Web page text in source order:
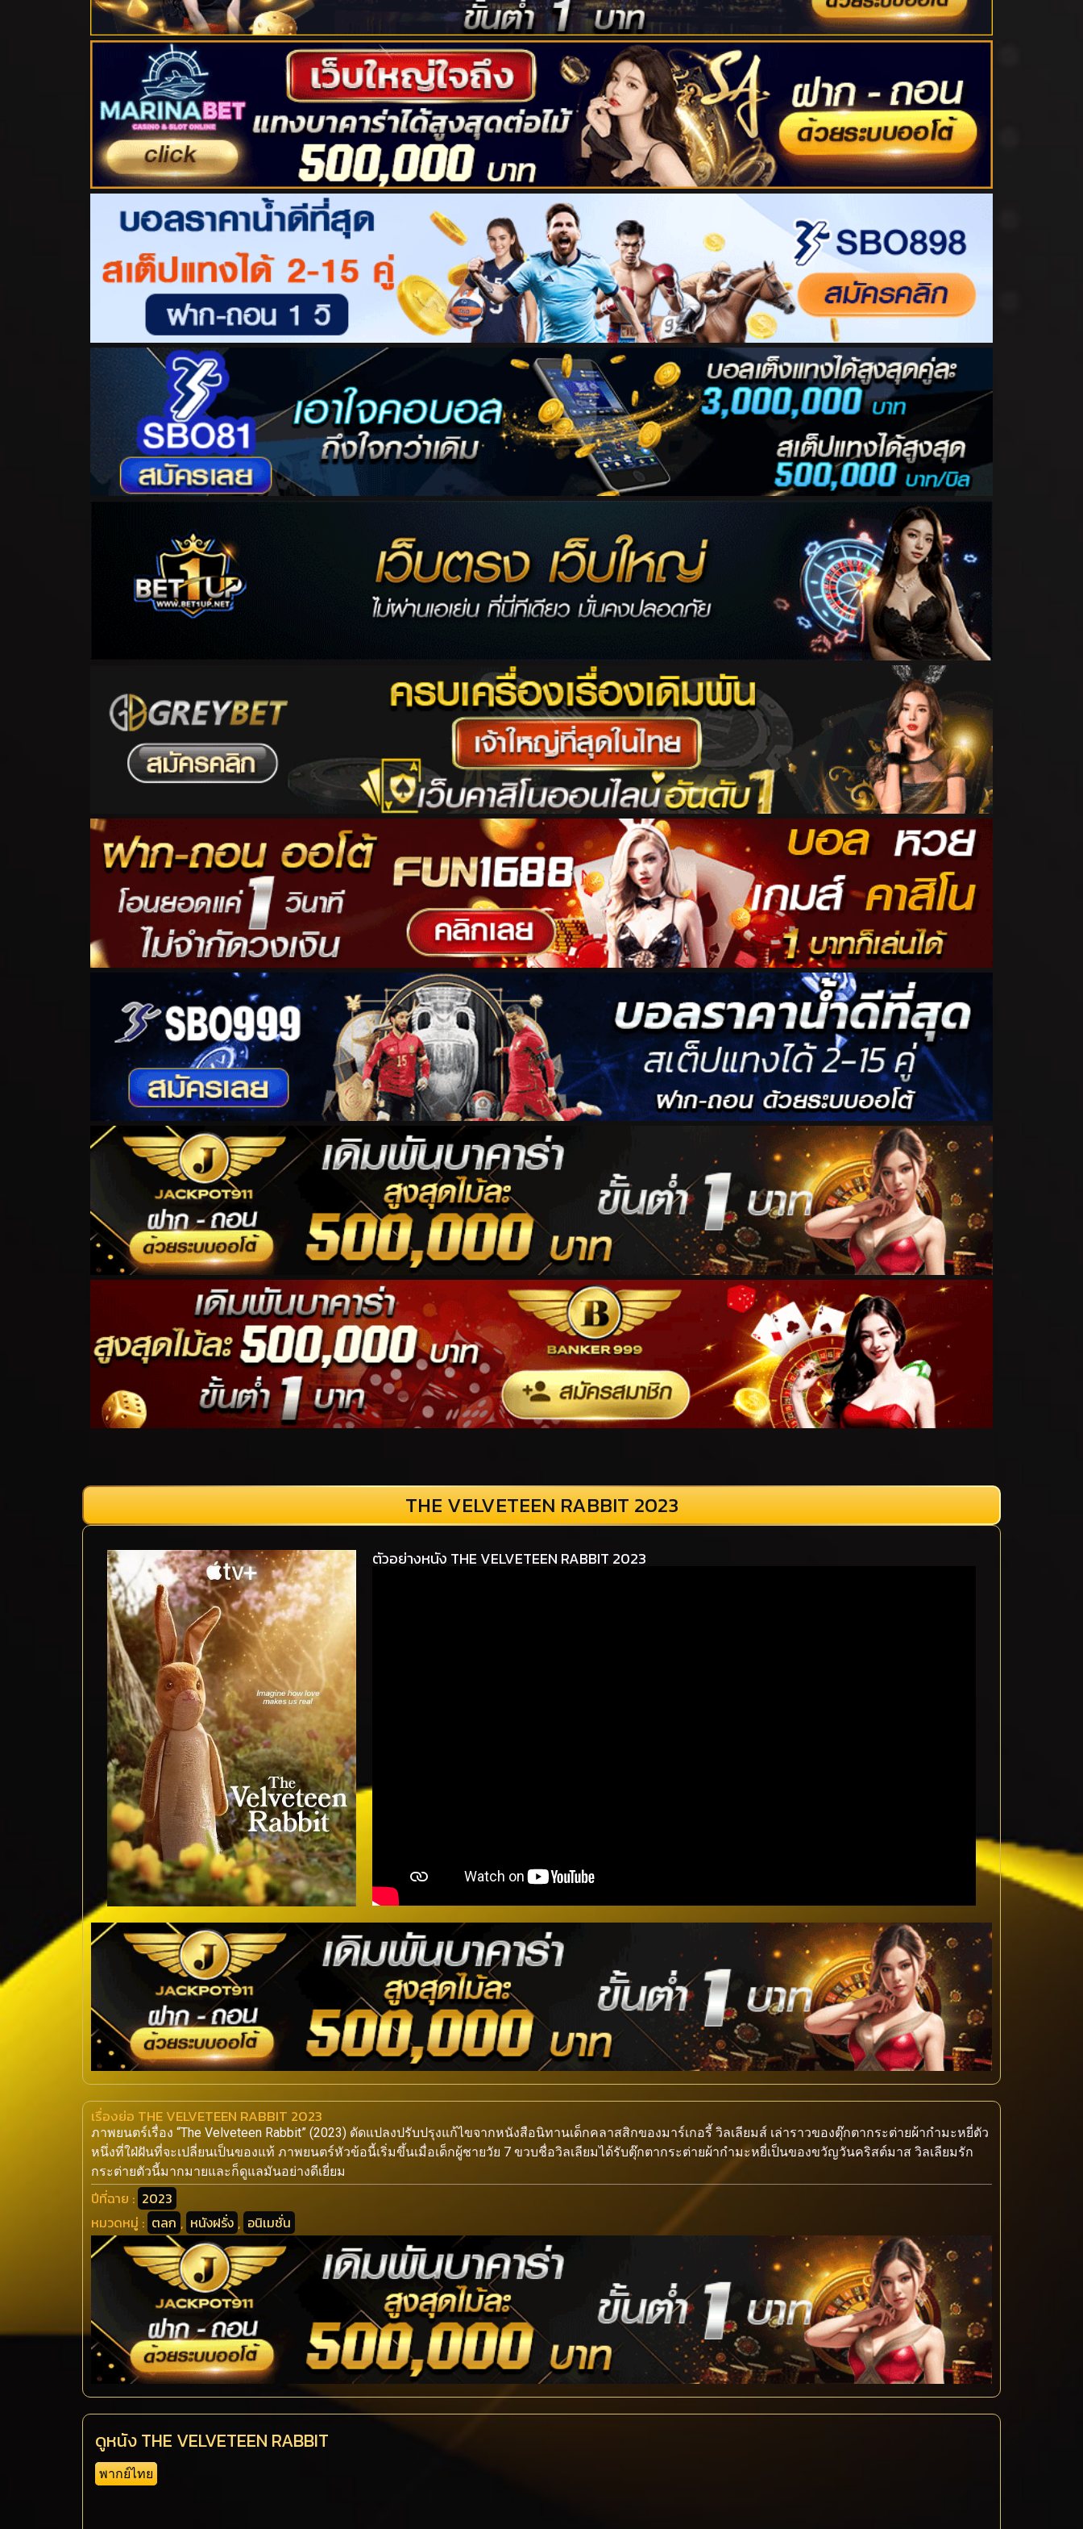
THE VELVETEEN RABBIT 2023
ตัวอย่างหนัง THE VELVETEEN RABBIT 2023
เรื่องย่อ THE VELVETEEN RABBIT 2023
ภาพยนตร์เรื่อง “The Velveteen Rabbit” (2023) ดัดแปลงปรับปรุงแก้ไขจากหนังสือนิทานเด็กคลาสสิกของมาร์เกอรี้ วิลเลียมส์ เล่าราวของตุ๊กตากระต่ายผ้ากำมะหยี่ตัว
หนึ่งที่ใฝ่ฝันที่จะเปลี่ยนเป็นของแท้ ภาพยนตร์หัวข้อนี้เริ่มขึ้นเมื่อเด็กผู้ชายวัย 7 ขวบชื่อวิลเลียมได้รับตุ๊กตากระต่ายผ้ากำมะหยี่เป็นของขวัญวันคริสต์มาส วิลเลียมรัก
กระต่ายตัวนี้มากมายและก็ดูแลมันอย่างดีเยี่ยม
ปีที่ฉาย : 2023
หมวดหมู่ : ตลก , หนังฝรั่ง , อนิเมชั่น
ดูหนัง THE VELVETEEN RABBIT
พากย์ไทย